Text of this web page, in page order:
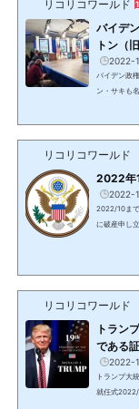
リコリコワールド
バイデ
トン（
2022-
バイデン政
ン・サキも
オ撮影腕の
リコリコワールド
2022年
2022-
2022/10ま
に破産申し
リコリコワールド
トラン
である
2022-
トランプ大
就任式